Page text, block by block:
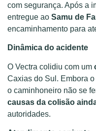
com segurança. Após a
entregue ao Samu de
encaminhamento para
Dinâmica do acidente
O Vectra colidiu com um
Caxias do Sul. Embora
o caminhoneiro não se
causas da colisão
autoridades.